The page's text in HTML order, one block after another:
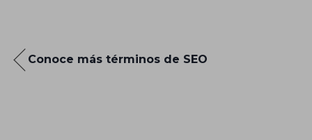
Conoce más términos de SEO